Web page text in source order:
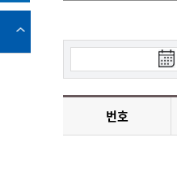
토지정보민원창구
무인민원발급기
행사일정표
교육안내
보건소식
여성/가족
노인복지
장애인복지
사회서비스(바우처)
판매대행점 조회
지류상품권 재고조회
정보공개서식
계약정보공개
홍보영상 게시판
색
시
일
번호